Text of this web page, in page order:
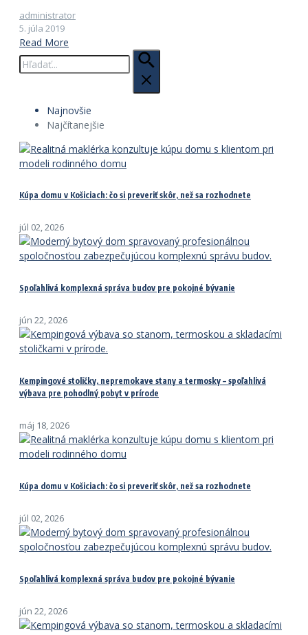
administrator
5. júla 2019
Read More
Hľadať:
Najnovšie
Najčítanejšie
Kúpa domu v Košiciach: čo si preveriť skôr, než sa rozhodnete
júl 02, 2026
Spoľahlivá komplexná správa budov pre pokojné bývanie
jún 22, 2026
Kempingové stoličky, nepremokave stany a termosky – spoľahlivá
výbava pre pohodlný pobyt v prírode
máj 18, 2026
Kúpa domu v Košiciach: čo si preveriť skôr, než sa rozhodnete
júl 02, 2026
Spoľahlivá komplexná správa budov pre pokojné bývanie
jún 22, 2026